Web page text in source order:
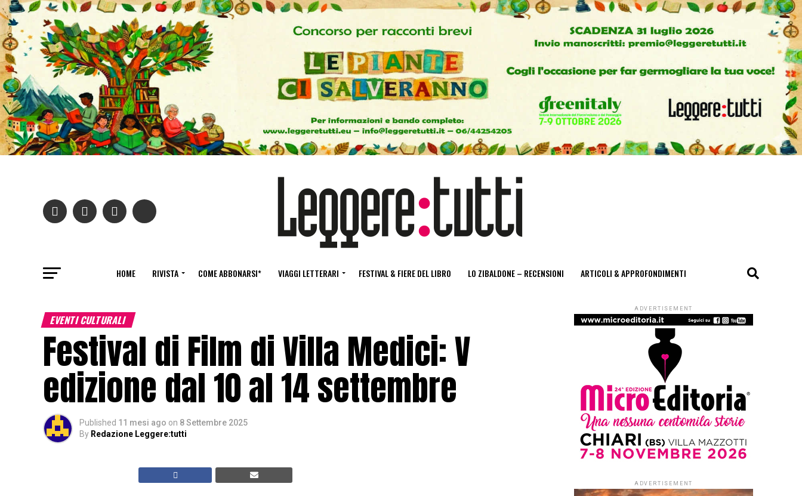
HOME RIVISTA COME ABBONARSI* VIAGGI LETTERARI FESTIVAL & FIERE DEL LIBRO LO ZIBALDONE – RECENSIONI ARTICOLI & APPROFONDIMENTI
EVENTI CULTURALI
Festival di Film di Villa Medici: V
edizione dal 10 al 14 settembre
Published 11 mesi ago on 8 Settembre 2025
By Redazione Leggere:tutti
ADVERTISEMENT
ADVERTISEMENT